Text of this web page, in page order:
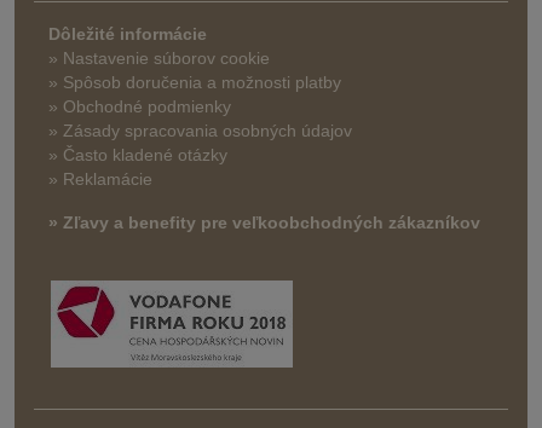
Dôležité informácie
» Nastavenie súborov cookie
» Spôsob doručenia a možnosti platby
» Obchodné podmienky
» Zásady spracovania osobných údajov
» Často kladené otázky
» Reklamácie
» Zľavy a benefity pre veľkoobchodných zákazníkov